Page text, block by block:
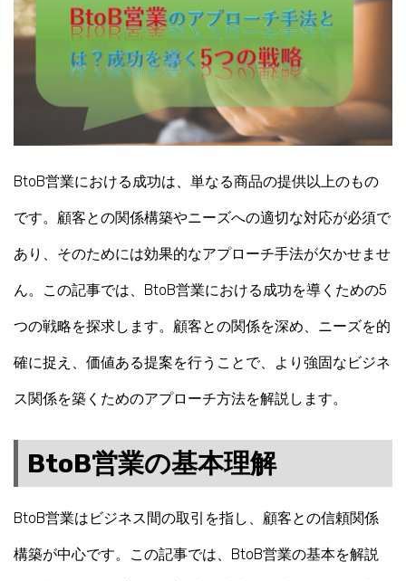
BtoB営業における成功は、単なる商品の提供以上のもの
です。顧客との関係構築やニーズへの適切な対応が必須で
あり、そのためには効果的なアプローチ手法が欠かせませ
ん。この記事では、BtoB営業における成功を導くための5
つの戦略を探求します。顧客との関係を深め、ニーズを的
確に捉え、価値ある提案を行うことで、より強固なビジネ
ス関係を築くためのアプローチ方法を解説します。
BtoB営業の基本理解
BtoB営業はビジネス間の取引を指し、顧客との信頼関係
構築が中心です。この記事では、BtoB営業の基本を解説